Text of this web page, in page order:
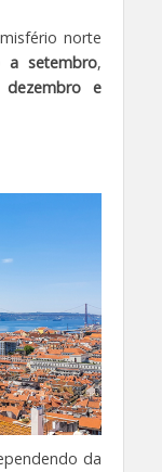
norte
setembro,
e
da